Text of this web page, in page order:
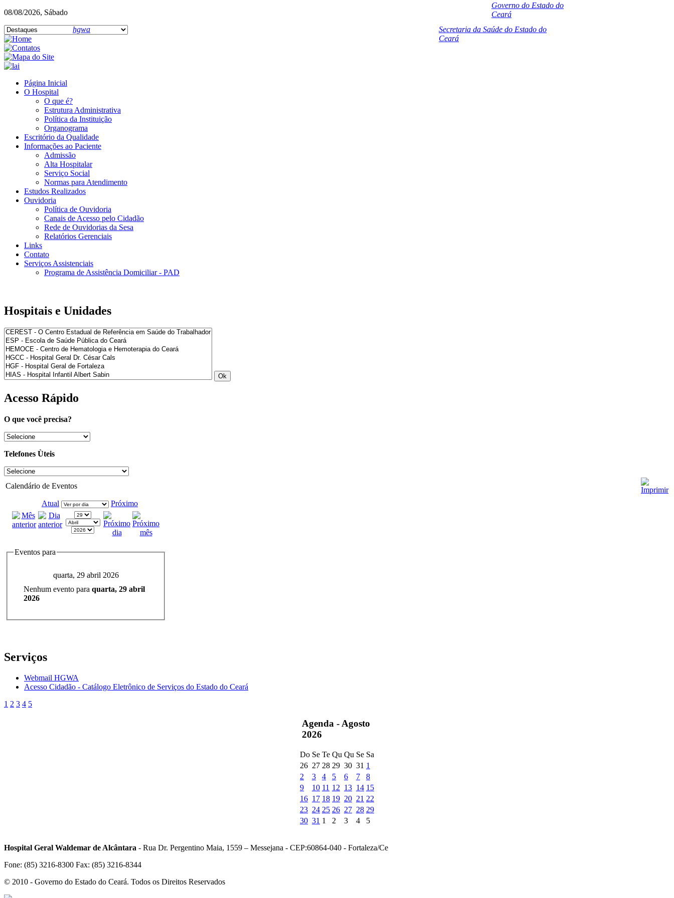
08/08/2026, Sábado
hgwa
Secretaria da Saúde do Estado do
Ceará
Governo do Estado do
Ceará
Página Inicial
O Hospital
O que é?
Estrutura Administrativa
Política da Instituição
Organograma
Escritório da Qualidade
Informações ao Paciente
Admissão
Alta Hospitalar
Serviço Social
Normas para Atendimento
Estudos Realizados
Ouvidoria
Política de Ouvidoria
Canais de Acesso pelo Cidadão
Rede de Ouvidorias da Sesa
Relatórios Gerenciais
Links
Contato
Serviços Assistenciais
Programa de Assistência Domiciliar - PAD
Hospitais e Unidades
Acesso Rápido
O que você precisa?
Telefones Ùteis
Calendário de Eventos
Atual Próximo
Eventos para
quarta, 29 abril 2026
Nenhum evento para quarta, 29 abril
2026
Serviços
Webmail HGWA
Acesso Cidadão - Catálogo Eletrônico de Serviços do Estado do Ceará
1 2 3 4 5
Agenda - Agosto
2026
Do Se Te Qu Qu Se Sa
26 27 28 29 30 31 1
2
3 4 5 6 7
8
9
10 11 12 13 14 15
16 17 18 19 20 21 22
23 24 25 26 27 28 29
30 31 1 2 3 4 5
Hospital Geral Waldemar de Alcântara - Rua Dr. Pergentino Maia, 1559 – Messejana - CEP:60864-040 - Fortaleza/Ce
Fone: (85) 3216-8300 Fax: (85) 3216-8344
© 2010 - Governo do Estado do Ceará. Todos os Direitos Reservados